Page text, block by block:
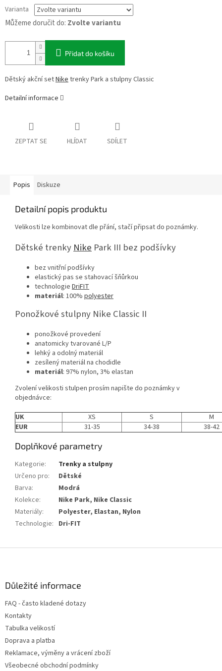
Varianta
Můžeme doručit do: Zvolte variantu
Přidat do košíku
Dětský akční setNiketrenky Park a stulpny Classic
Detailní informace
ZEPTAT SE HLÍDAT SDÍLET
Popis Diskuze
Detailní popis produktu
Velikosti lze kombinovat dle přání, stačí připsat do poznámky.
Dětské trenky Nike Park III bez podšívky
bez vnitřní podšívky
elastický pas se stahovací šňůrkou
technologie DriFIT
materiál: 100% polyester
Ponožkové stulpny Nike Classic II
ponožkové provedení
anatomicky tvarované L/P
lehký a odolný materiál
zesílený materiál na chodidle
materiál: 97% nylon, 3% elastan
Zvolení velikosti stulpen prosím napište do poznámky v
objednávce:
UK
XS S
M
EUR
31-35 34-38 38-42
Doplňkové parametry
Kategorie:
Trenky a stulpny
Určeno pro:
Dětské
Barva:
Modrá
Kolekce:
Nike Park, Nike Classic
Materiály:
Polyester, Elastan, Nylon
Technologie: Dri-FIT
Důležité informace
FAQ - často kladené dotazy
Kontakty
Tabulka velikostí
Doprava a platba
Reklamace, výměny a vrácení zboží
Všeobecné obchodní podmínky